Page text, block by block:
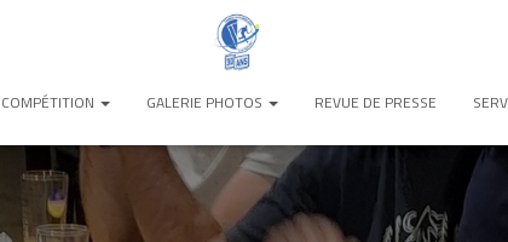
COMPÉTITION GALERIE PHOTOS REVUE DE PRESSE